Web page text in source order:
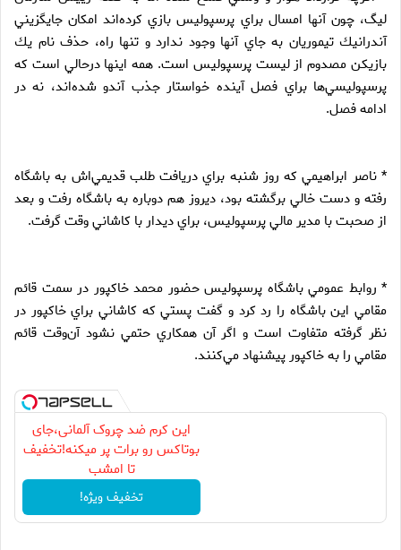
ليگ، چون آنها امسال براي پرسپوليس بازي كرده‌اند امكان جايگزيني
آندرانيك تيموريان به جاي آنها وجود ندارد و تنها راه، حذف نام يك
بازيكن مصدوم از ليست پرسپوليس است. همه اينها درحالي است كه
پرسپوليسي‌ها براي فصل آينده خواستار جذب آندو شده‌اند، نه در
ادامه فصل.
* ناصر ابراهيمي كه روز شنبه براي دريافت طلب قديمي‌اش به باشگاه
رفته و دست خالي برگشته بود، ديروز هم دوباره به باشگاه رفت و بعد
از صحبت با مدير مالي پرسپوليس، براي ديدار با كاشاني وقت گرفت.
* روابط عمومي باشگاه پرسپوليس حضور محمد خاكپور در سمت قائم
مقامي اين باشگاه را رد كرد و گفت پستي كه كاشاني براي خاكپور در
نظر گرفته متفاوت است و اگر آن همكاري حتمي نشود آن‌وقت قائم
مقامي را به خاكپور پيشنهاد مي‌كنند.
این کرم ضد چروک آلمانی،جای
بوتاکس رو برات پر میکنه!تخفیف
تا امشب
تخفیف ویژه!